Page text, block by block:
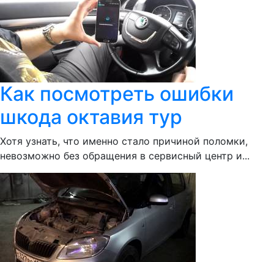
Как посмотреть ошибки
шкода октавия тур
Хотя узнать, что именно стало причиной поломки,
невозможно без обращения в сервисный центр и...